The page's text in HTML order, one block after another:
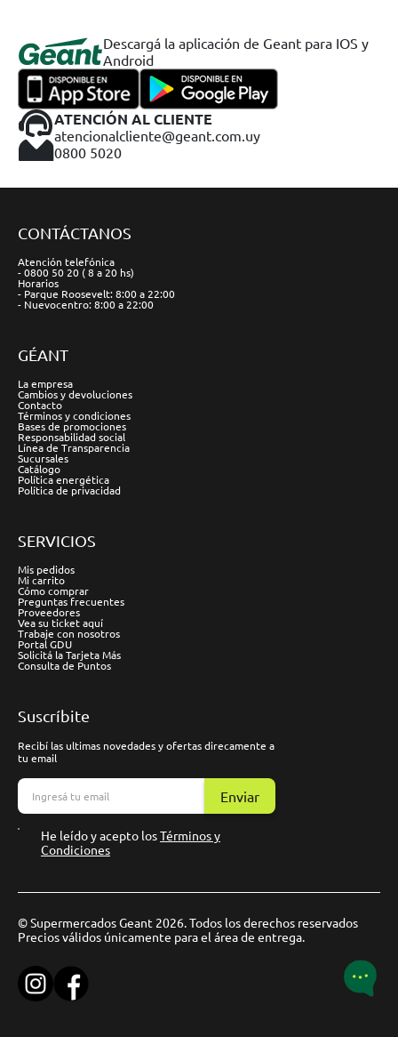
Descargá la aplicación de Geant para IOS y
Android
ATENCIÓN AL CLIENTE
atencionalcliente@geant.com.uy
0800 5020
CONTÁCTANOS
Atención telefónica
- 0800 50 20 ( 8 a 20 hs)
Horarios
- Parque Roosevelt: 8:00 a 22:00
- Nuevocentro: 8:00 a 22:00
GÉANT
La empresa
Cambios y devoluciones
Contacto
Términos y condiciones
Bases de promociones
Responsabilidad social
Línea de Transparencia
Sucursales
Catálogo
Política energética
Política de privacidad
SERVICIOS
Mis pedidos
Mi carrito
Cómo comprar
Preguntas frecuentes
Proveedores
Vea su ticket aquí
Trabaje con nosotros
Portal GDU
Solicitá la Tarjeta Más
Consulta de Puntos
Suscríbite
Recibí las ultimas novedades y ofertas direcamente a
tu email
Enviar
He leído y acepto losTérminos y
Condiciones
© Supermercados Geant 2026. Todos los derechos reservados
Precios válidos únicamente para el área de entrega.